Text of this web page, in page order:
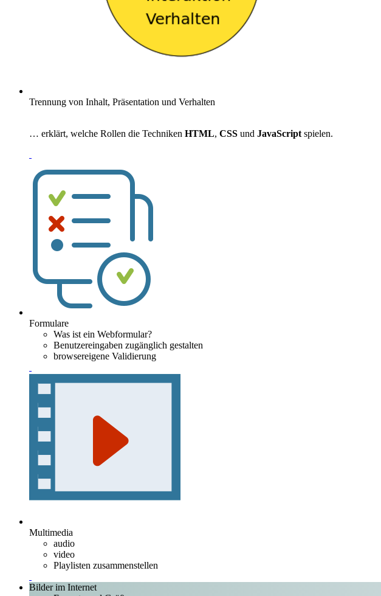
Trennung von Inhalt, Präsentation und Verhalten
… erklärt, welche Rollen die Techniken HTML, CSS und JavaScript spielen.
Formulare
Was ist ein Webformular?
Benutzereingaben zugänglich gestalten
browsereigene Validierung
Multimedia
audio
video
Playlisten zusammenstellen
Bilder im Internet